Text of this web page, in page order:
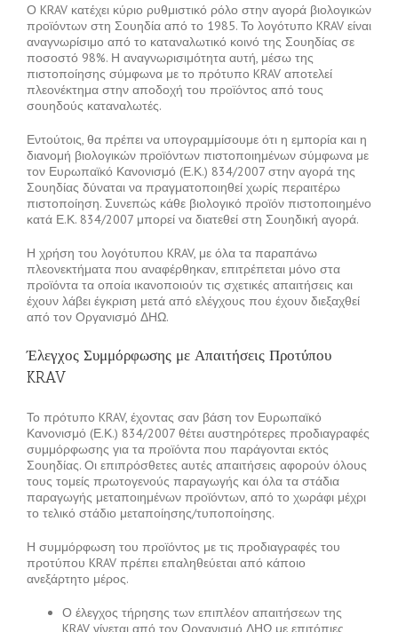
Ο KRAV κατέχει κύριο ρυθμιστικό ρόλο στην αγορά βιολογικών
προϊόντων στη Σουηδία από το 1985. Το λογότυπο KRAV είναι
αναγνωρίσιμο από το καταναλωτικό κοινό της Σουηδίας σε
ποσοστό 98%. Η αναγνωρισιμότητα αυτή, μέσω της
πιστοποίησης σύμφωνα με το πρότυπο KRAV αποτελεί
πλεονέκτημα στην αποδοχή του προϊόντος από τους
σουηδούς καταναλωτές.
Εντούτοις, θα πρέπει να υπογραμμίσουμε ότι η εμπορία και η
διανομή βιολογικών προϊόντων πιστοποιημένων σύμφωνα με
τον Ευρωπαϊκό Κανονισμό (Ε.Κ.) 834/2007 στην αγορά της
Σουηδίας δύναται να πραγματοποιηθεί χωρίς περαιτέρω
πιστοποίηση. Συνεπώς κάθε βιολογικό προϊόν πιστοποιημένο
κατά Ε.Κ. 834/2007 μπορεί να διατεθεί στη Σουηδική αγορά.
Η χρήση του λογότυπου KRAV, με όλα τα παραπάνω
πλεονεκτήματα που αναφέρθηκαν, επιτρέπεται μόνο στα
προϊόντα τα οποία ικανοποιούν τις σχετικές απαιτήσεις και
έχουν λάβει έγκριση μετά από ελέγχους που έχουν διεξαχθεί
από τον Οργανισμό ΔΗΩ.
Έλεγχος Συμμόρφωσης με Απαιτήσεις Προτύπου
KRAV
Το πρότυπο KRAV, έχοντας σαν βάση τον Ευρωπαϊκό
Κανονισμό (Ε.Κ.) 834/2007 θέτει αυστηρότερες προδιαγραφές
συμμόρφωσης για τα προϊόντα που παράγονται εκτός
Σουηδίας. Οι επιπρόσθετες αυτές απαιτήσεις αφορούν όλους
τους τομείς πρωτογενούς παραγωγής και όλα τα στάδια
παραγωγής μεταποιημένων προϊόντων, από το χωράφι μέχρι
το τελικό στάδιο μεταποίησης/τυποποίησης.
Η συμμόρφωση του προϊόντος με τις προδιαγραφές του
προτύπου KRAV πρέπει επαληθεύεται από κάποιο
ανεξάρτητο μέρος.
Ο έλεγχος τήρησης των επιπλέον απαιτήσεων της
KRAV γίνεται από τον Οργανισμό ΔΗΩ με επιτόπιες